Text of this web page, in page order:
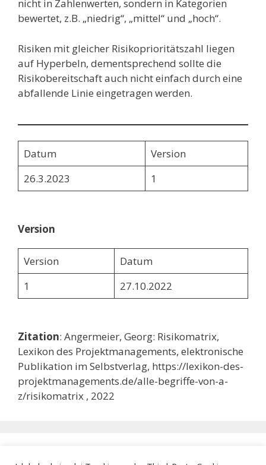
nicht in Zahlenwerten, sondern in Kategorien
bewertet, z.B. „niedrig“, „mittel“ und „hoch“.
Risiken mit gleicher Risikoprioritätszahl liegen
auf Hyperbeln, dementsprechend sollte die
Risikobereitschaft auch nicht einfach durch eine
abfallende Linie eingetragen werden.
Datum
Version
26.3.2023
1
Version
Version
Datum
1
27.10.2022
Zitation: Angermeier, Georg: Risikomatrix,
Lexikon des Projektmanagements, elektronische
Publikation im Selbstverlag, https://lexikon-des-
projektmanagements.de/alle-begriffe-von-a-
z/risikomatrix , 2022